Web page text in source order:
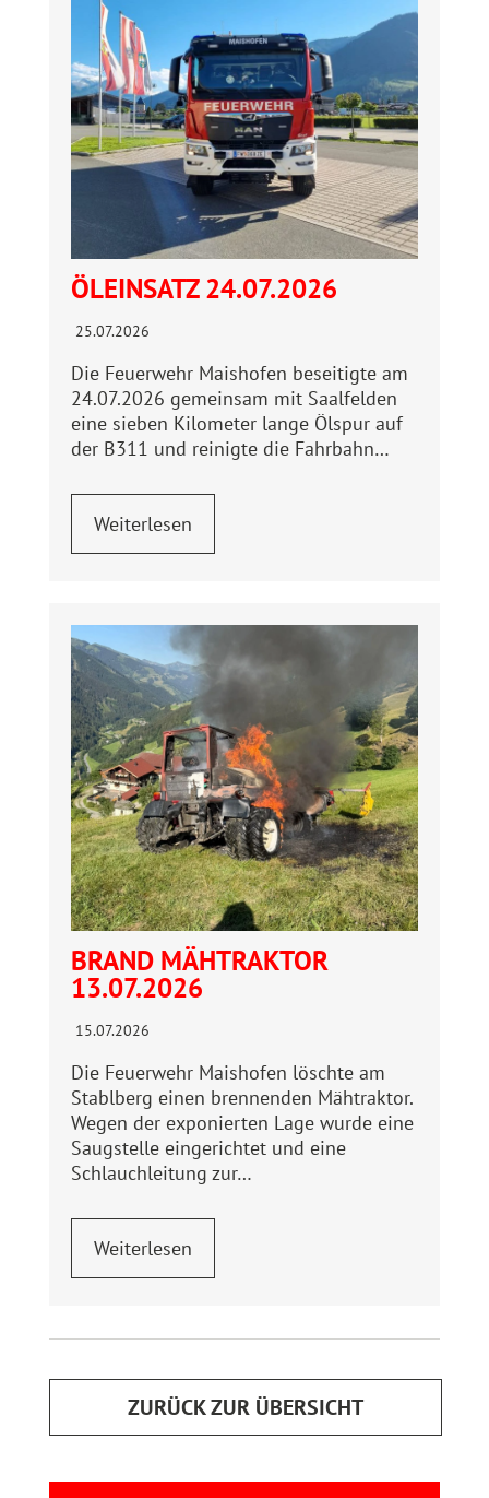
ÖLEINSATZ 24.07.2026
25.07.2026
Die Feuerwehr Maishofen beseitigte am
24.07.2026 gemeinsam mit Saalfelden
eine sieben Kilometer lange Ölspur auf
der B311 und reinigte die Fahrbahn…
Weiterlesen
BRAND MÄHTRAKTOR
13.07.2026
15.07.2026
Die Feuerwehr Maishofen löschte am
Stablberg einen brennenden Mähtraktor.
Wegen der exponierten Lage wurde eine
Saugstelle eingerichtet und eine
Schlauchleitung zur…
Weiterlesen
ZURÜCK ZUR ÜBERSICHT